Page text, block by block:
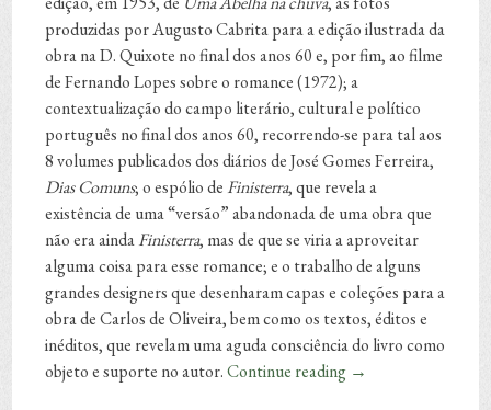
produzidas por Augusto Cabrita para a edição ilustrada da
obra na D. Quixote no final dos anos 60 e, por fim, ao filme
de Fernando Lopes sobre o romance (1972); a
contextualização do campo literário, cultural e político
português no final dos anos 60, recorrendo-se para tal aos
8 volumes publicados dos diários de José Gomes Ferreira,
Dias Comuns; o espólio de Finisterra, que revela a
existência de uma “versão” abandonada de uma obra que
não era aindaFinisterra, mas de que se viria a aproveitar
alguma coisa para esse romance; e o trabalho de alguns
grandes designers que desenharam capas e coleções para a
obra de Carlos de Oliveira, bem como os textos, éditos e
inéditos, que revelam uma aguda consciência do livro como
objeto e suporte no autor.Continue reading →